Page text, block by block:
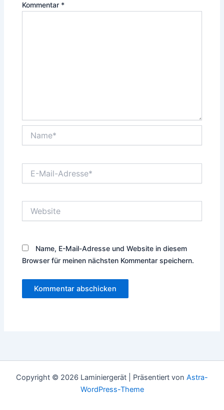
Kommentar *
Mail-
Name, E-Mail-Adresse und Website in diesem
Browser für meinen nächsten Kommentar speichern.
Copyright © 2026 Laminiergerät | Präsentiert von Astra-
WordPress-Theme